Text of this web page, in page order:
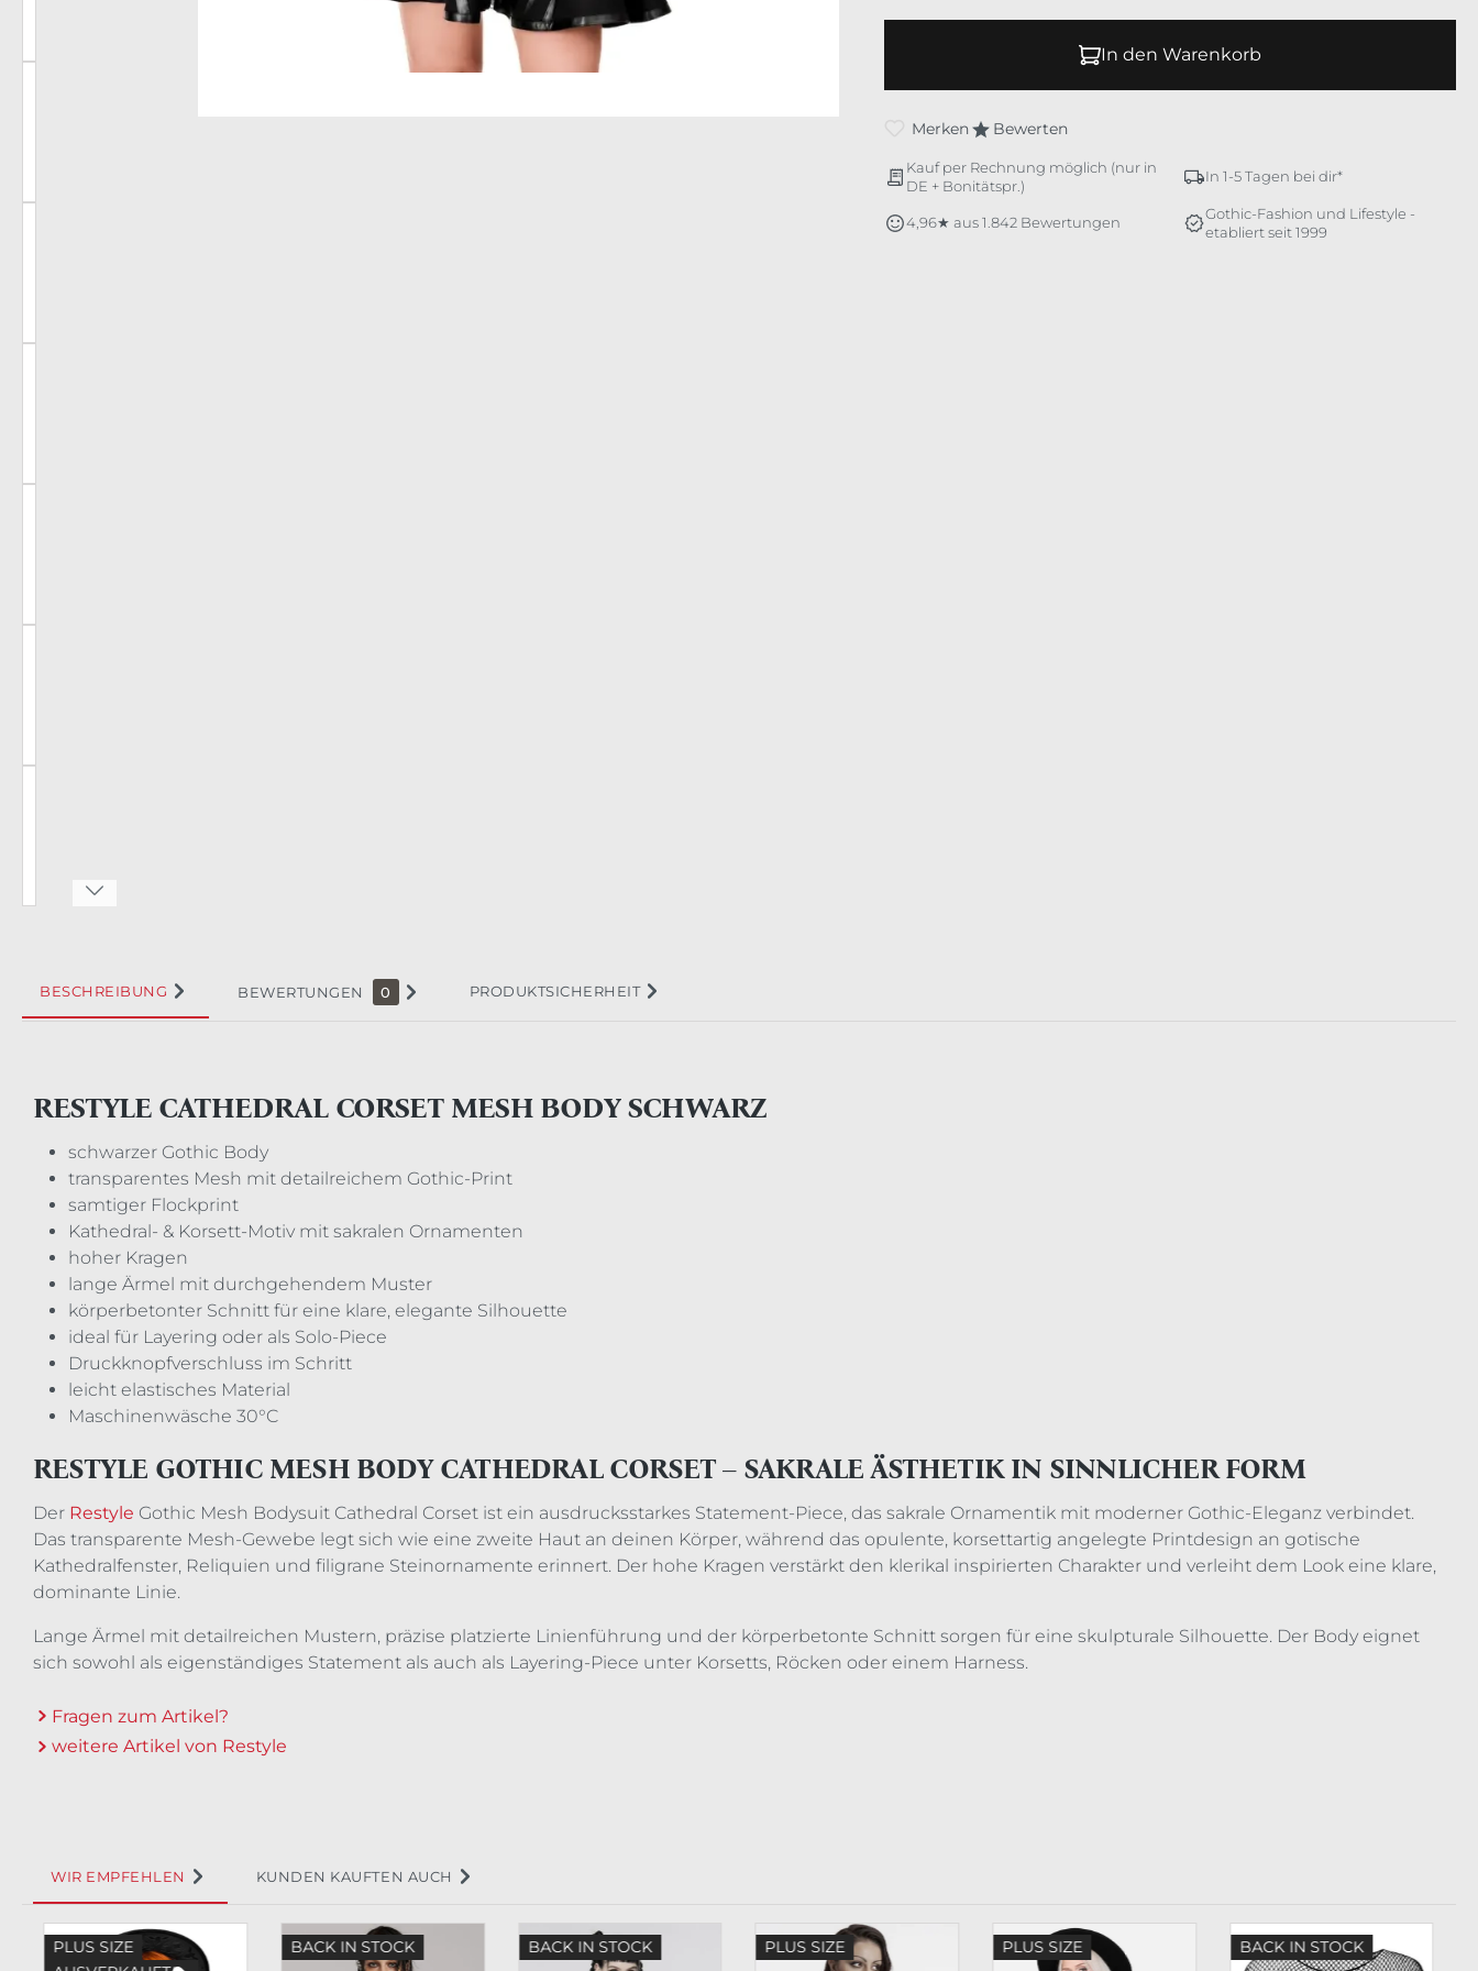
In den Warenkorb
Merken Bewerten
Kauf per Rechnung möglich (nur in
DE + Bonitätspr.)
In 1-5 Tagen bei dir*
4,96★ aus 1.842 Bewertungen
Gothic-Fashion und Lifestyle -
etabliert seit 1999
BESCHREIBUNG BEWERTUNGEN 0 PRODUKTSICHERHEIT
RESTYLE CATHEDRAL CORSET MESH BODY SCHWARZ
schwarzer Gothic Body
transparentes Mesh mit detailreichem Gothic-Print
samtiger Flockprint
Kathedral- & Korsett-Motiv mit sakralen Ornamenten
hoher Kragen
lange Ärmel mit durchgehendem Muster
körperbetonter Schnitt für eine klare, elegante Silhouette
ideal für Layering oder als Solo-Piece
Druckknopfverschluss im Schritt
leicht elastisches Material
Maschinenwäsche 30°C
RESTYLE GOTHIC MESH BODY CATHEDRAL CORSET – SAKRALE ÄSTHETIK IN SINNLICHER FORM
Der Restyle Gothic Mesh Bodysuit Cathedral Corset ist ein ausdrucksstarkes Statement-Piece, das sakrale Ornamentik mit moderner Gothic-Eleganz verbindet.
Das transparente Mesh-Gewebe legt sich wie eine zweite Haut an deinen Körper, während das opulente, korsettartig angelegte Printdesign an gotische
Kathedralfenster, Reliquien und filigrane Steinornamente erinnert. Der hohe Kragen verstärkt den klerikal inspirierten Charakter und verleiht dem Look eine klare,
dominante Linie.
Lange Ärmel mit detailreichen Mustern, präzise platzierte Linienführung und der körperbetonte Schnitt sorgen für eine skulpturale Silhouette. Der Body eignet
sich sowohl als eigenständiges Statement als auch als Layering-Piece unter Korsetts, Röcken oder einem Harness.
Fragen zum Artikel?
weitere Artikel von Restyle
WIR EMPFEHLEN KUNDEN KAUFTEN AUCH
Produktgalerie überspringen
PLUS SIZE
BACK IN STOCK BACK IN STOCK PLUS SIZE PLUS SIZE BACK IN STOCK